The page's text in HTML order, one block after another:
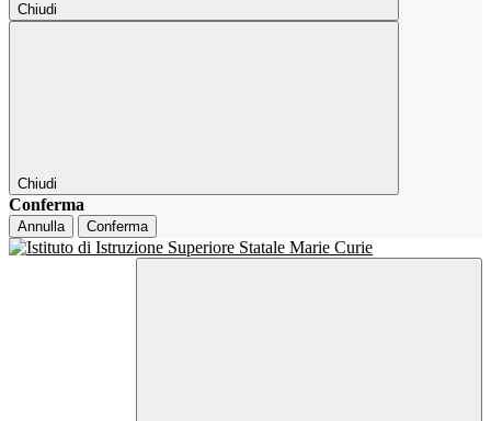
Chiudi
Chiudi
Conferma
Annulla Conferma